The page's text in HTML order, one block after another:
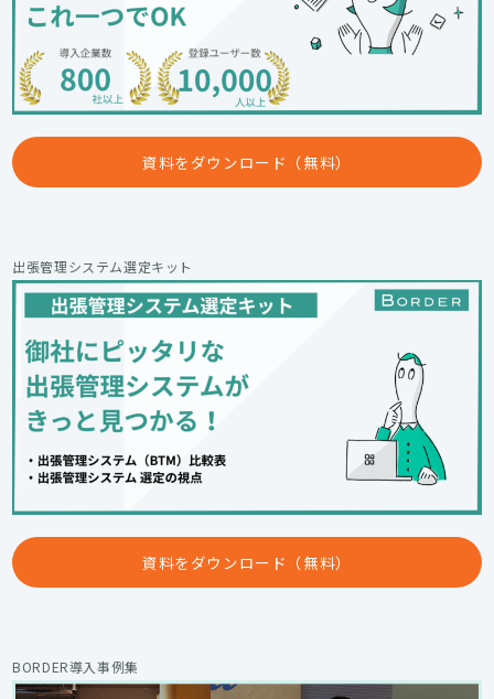
資料をダウンロード（無料）
出張管理システム選定キット
資料をダウンロード（無料）
BORDER導入事例集